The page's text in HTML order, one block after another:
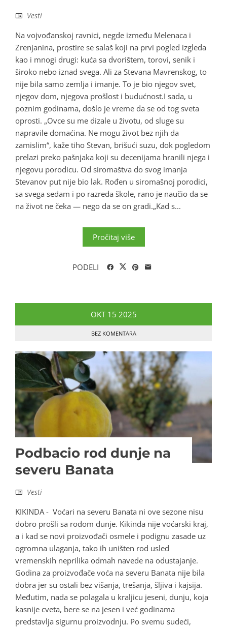
Vesti
Na vojvođanskoj ravnici, negde između Melenaca i
Zrenjanina, prostire se salaš koji na prvi pogled izgleda
kao i mnogi drugi: kuća sa dvorištem, torovi, senik i
široko nebo iznad svega. Ali za Stevana Mavrenskog, to
nije bila samo zemlja i imanje. To je bio njegov svet,
njegov dom, njegova prošlost i budućnost.I sada, u
poznim godinama, došlo je vreme da se od tog sveta
oprosti. „Ovce su me dizale u životu, od sluge su
napravile domaćina. Ne mogu život bez njih da
zamislim“, kaže tiho Stevan, brišući suzu, dok pogledom
prelazi preko pašnjaka koji su decenijama hranili njega i
njegovu porodicu. Od siromaštva do svog imanja
Stevanov put nije bio lak. Rođen u siromašnoj porodici,
sa svega sedam i po razreda škole, rano je naučio da se
na život ne čeka — nego da se on gradi.„Kad s...
Pročitaj više
PODELI
OKT 15 2025
BEZ KOMENTARA
Podbacio rod dunje na
severu Banata
Vesti
KIKINDA - Voćari na severu Banata ni ove sezone nisu
dobro prošli sa rodom dunje. Kikinda nije voćarski kraj,
a i kad se novi proizvođači osmele i podignu zasade uz
ogromna ulaganja, tako ih uništen rod usled
vremenskih neprilika odmah navede na odustajanje.
Godina za proizvođače voća na severu Banata nije bila
dobra jer su ostali bez višanja, trešanja, šljiva i kajsija.
Međutim, nada se polagala u kraljicu jeseni, dunju, koja
kasnije cveta, bere se na jesen i već godinama
predstavlja sigurnu proizvodnju. Po svemu sudeći,